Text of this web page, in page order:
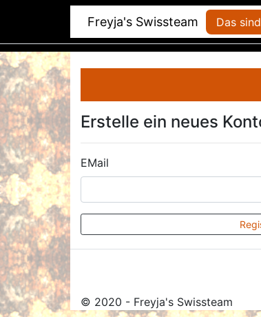
Freyja's Swissteam Das
Erstelle ein neues
EMail
© 2020 - Freyja's Swissteam